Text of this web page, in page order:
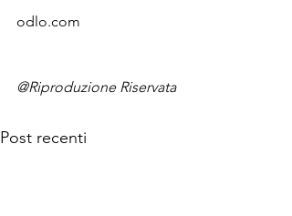
odlo.com
@Riproduzione Riservata
Post recenti